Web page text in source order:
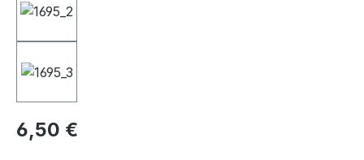
Regulärer Preis:
6,50 €